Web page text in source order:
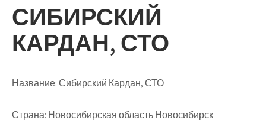
СИБИРСКИЙ
КАРДАН, СТО
Название:Сибирский Кардан, СТО
Страна: Новосибирская область Новосибирск